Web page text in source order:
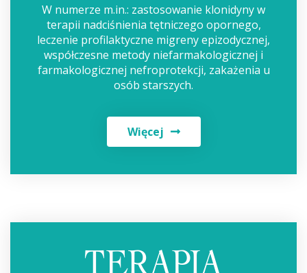
W numerze m.in.: zastosowanie klonidyny w
terapii nadciśnienia tętniczego opornego,
leczenie profilaktyczne migreny epizodycznej,
współczesne metody niefarmakologicznej i
farmakologicznej nefroprotekcji, zakażenia u
osób starszych.
Więcej